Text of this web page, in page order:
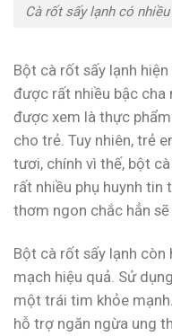
Cà rốt sấy lạnh có
Bột cà rốt sấy lạnh
được rất nhiều bậc cha
được xem là thực
cho trẻ. Tuy nhiên, trẻ
tươi, chính vì thế, bột
rất nhiều phụ huynh
thơm ngon chắc hẳn
Bột cà rốt sấy lạnh
mạch hiệu quả. Sử
một trái tim khỏe
hỗ trợ ngăn ngừa ung